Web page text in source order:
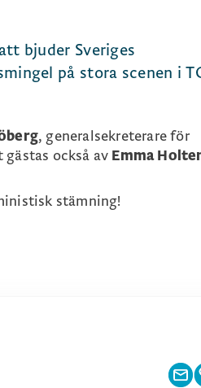
bjuder Sveriges
på stora scenen i
, generalsekreterare för
också av Emma
stämning!